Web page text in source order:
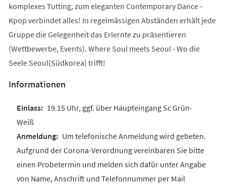
komplexes Tutting, zum eleganten Contemporary Dance -
Kpop verbindet alles! In regelmässigen Abständen erhält jede
Gruppe die Gelegenheit das Erlernte zu präsentieren
(Wettbewerbe, Events). Where Soul meets Seoul - Wo die
Seele Seoul(Südkorea) trifft!
Informationen
19.15 Uhr, ggf. über Haupteingang Sc Grün-
Weiß
Um telefonische Anmeldung wird gebeten.
Aufgrund der Corona-Verordnung vereinbaren Sie bitte
einen Probetermin und melden sich dafür unter Angabe
von Name, Anschrift und Telefonnummer per Mail